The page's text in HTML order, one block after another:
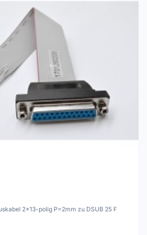
2x13-polig P=2mm zu DSUB 25 F